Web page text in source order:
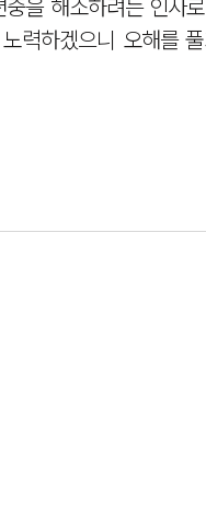
력하겠으니 오해를